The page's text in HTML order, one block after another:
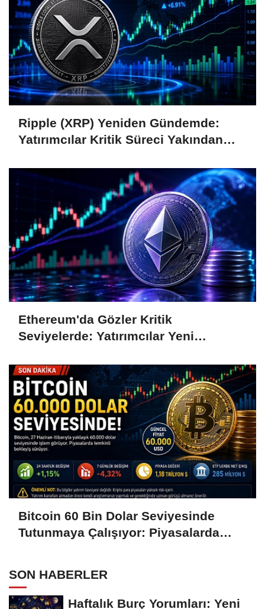
Ripple (XRP) Yeniden Gündemde:
Yatırımcılar Kritik Süreci Yakından
Ethereum'da Gözler Kritik
Seviyelerde: Yatırımcılar Yeni
Bitcoin 60 Bin Dolar Seviyesinde
Tutunmaya Çalışıyor: Piyasalarda
SON HABERLER
Haftalık Burç Yorumları: Yeni